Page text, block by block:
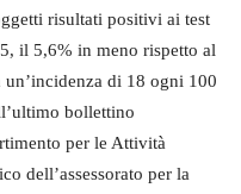
risultati positivi ai test
il 5,6% in meno rispetto al
un’incidenza di 18 ogni 100
bollettino
per le Attività
dell’assessorato per la